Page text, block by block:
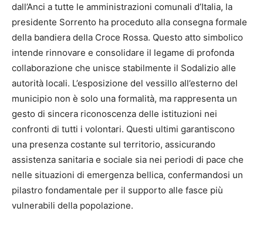
dall’Anci a tutte le amministrazioni comunali d’Italia, la
presidente Sorrento ha proceduto alla consegna formale
della bandiera della Croce Rossa. Questo atto simbolico
intende rinnovare e consolidare il legame di profonda
collaborazione che unisce stabilmente il Sodalizio alle
autorità locali. L’esposizione del vessillo all’esterno del
municipio non è solo una formalità, ma rappresenta un
gesto di sincera riconoscenza delle istituzioni nei
confronti di tutti i volontari. Questi ultimi garantiscono
una presenza costante sul territorio, assicurando
assistenza sanitaria e sociale sia nei periodi di pace che
nelle situazioni di emergenza bellica, confermandosi un
pilastro fondamentale per il supporto alle fasce più
vulnerabili della popolazione.